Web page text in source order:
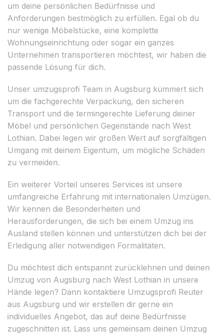
um deine persönlichen Bedürfnisse und
Anforderungen bestmöglich zu erfüllen. Egal ob du
nur wenige Möbelstücke, eine komplette
Wohnungseinrichtung oder sogar ein ganzes
Unternehmen transportieren möchtest, wir haben die
passende Lösung für dich.
Unser umzugsprofi Team in Augsburg kümmert sich
um die fachgerechte Verpackung, den sicheren
Transport und die termingerechte Lieferung deiner
Möbel und persönlichen Gegenstände nach West
Lothian. Dabei legen wir großen Wert auf sorgfältigen
Umgang mit deinem Eigentum, um mögliche Schäden
zu vermeiden.
Ein weiterer Vorteil unseres Services ist unsere
umfangreiche Erfahrung mit internationalen Umzügen.
Wir kennen die Besonderheiten und
Herausforderungen, die sich bei einem Umzug ins
Ausland stellen können und unterstützen dich bei der
Erledigung aller notwendigen Formalitäten.
Du möchtest dich entspannt zurücklehnen und deinen
Umzug von Augsburg nach West Lothian in unsere
Hände legen? Dann kontaktiere Umzugsprofi Reuter
aus Augsburg und wir erstellen dir gerne ein
individuelles Angebot, das auf deine Bedürfnisse
zugeschnitten ist. Lass uns gemeinsam deinen Umzug